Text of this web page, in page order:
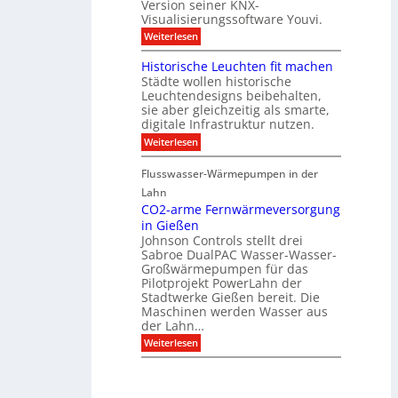
s
e
d
i
r
e
k
t
i
n
d
e
r
n
r
a
s
t
r
u
k
t
u
r
l
e
r
m
i
t
K
N
X
-
I
n
t
g
a
t
i
o
n
r
u
n
g
f
ü
r
S
o
n
n
e
n
c
t
z
Version seiner KNX-
Visualisierungssoftware Youvi.
Weiterlesen:
V
s
u
a
l
i
s
i
e
r
g
u
n
d
P
r
o
j
e
t
k
o
Historische Leuchten fit machen
Städte wollen historische
Leuchtendesigns beibehalten,
sie aber gleichzeitig als smarte,
digitale Infrastruktur nutzen.
Weiterlesen:
H
s
r
i
s
c
h
e
L
e
u
c
t
Flusswasser-Wärmepumpen in der
Lahn
CO2-arme Fernwärmeversorgung
in Gießen
Johnson Controls stellt drei
Sabroe DualPAC Wasser-Wasser-
Großwärmepumpen für das
Pilotprojekt PowerLahn der
Stadtwerke Gießen bereit. Die
Maschinen werden Wasser aus
der Lahn…
Weiterlesen:
C